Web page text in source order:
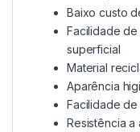
Baixo custo
Facilidade
superficial
Material
Aparência
Facilidade de
Resistência a